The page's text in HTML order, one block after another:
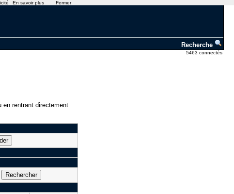
Recherche
5463 connectés
en rentrant directement
En savoir plus Fermer